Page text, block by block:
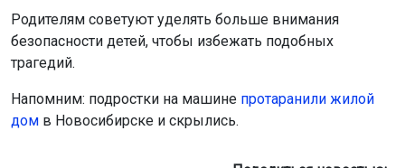
собирать мусор, оставленный отдыхающими, и
выбрасывать его на дорогу, чтобы перекрыть выезд
автомобилей к берегу. Его действия остановили другие